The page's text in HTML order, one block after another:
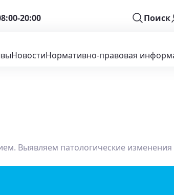
20:00 Поиск
НовостиНормативно-правовая
Выявляем патологические изменения